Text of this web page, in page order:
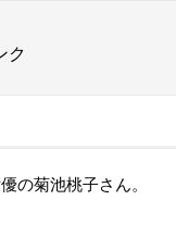
ク
の菊池桃子さん。